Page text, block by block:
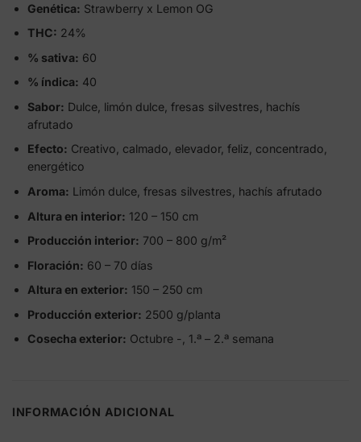
Genética: Strawberry x Lemon OG
THC: 24%
% sativa: 60
% índica: 40
Sabor: Dulce, limón dulce, fresas silvestres, hachís
afrutado
Efecto: Creativo, calmado, elevador, feliz, concentrado,
energético
Aroma: Limón dulce, fresas silvestres, hachís afrutado
Altura en interior: 120 – 150 cm
Producción interior: 700 – 800 g/m²
Floración: 60 – 70 días
Altura en exterior: 150 – 250 cm
Producción exterior: 2500 g/planta
Cosecha exterior: Octubre -, 1.ª – 2.ª semana
INFORMACIÓN ADICIONAL